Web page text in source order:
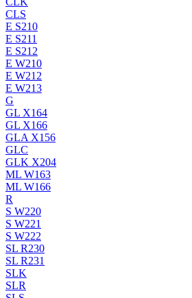
CLS
E S210
E S211
E S212
E W210
E W212
E W213
G
GL X164
GL X166
GLA X156
GLC
GLK X204
ML W163
ML W166
R
S W220
S W221
S W222
SL R230
SL R231
SLK
SLR